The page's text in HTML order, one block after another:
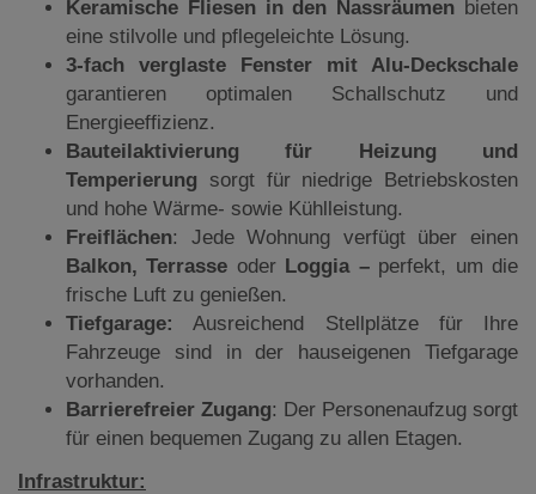
Keramische Fliesen in den Nassräumen bieten
eine stilvolle und pflegeleichte Lösung.
3-fach verglaste Fenster mit Alu-Deckschale
garantieren optimalen Schallschutz und
Energieeffizienz.
Bauteilaktivierung für Heizung und
Temperierung sorgt für niedrige Betriebskosten
und hohe Wärme- sowie Kühlleistung.
Freiflächen: Jede Wohnung verfügt über einen
Balkon, Terrasse oder Loggia –perfekt, um die
frische Luft zu genießen.
Tiefgarage:
Ausreichend Stellplätze für Ihre
Fahrzeuge sind in der hauseigenen Tiefgarage
vorhanden.
Barrierefreier Zugang: Der Personenaufzug sorgt
für einen bequemen Zugang zu allen Etagen.
Infrastruktur: